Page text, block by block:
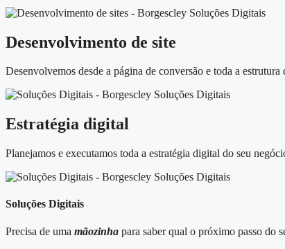
Desenvolvimento de site
Desenvolvemos desde a página de conversão e toda a
Estratégia digital
Planejamos e executamos toda a estratégia digital do seu
Soluções Digitais
Precisa de uma mãozinha para saber qual o próximo passo do